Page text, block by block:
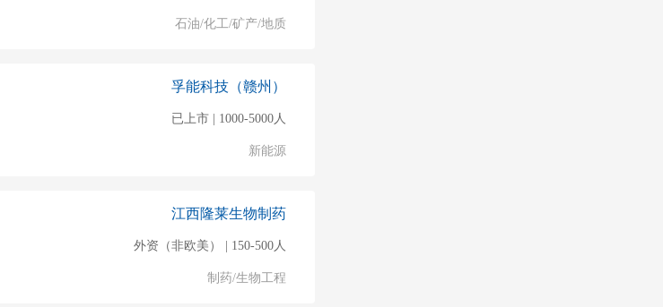
石油/化工/矿产/地质
孚能科技（赣州）
已上市 | 1000-5000人
新能源
江西隆莱生物制药
外资（非欧美） | 150-500人
制药/生物工程